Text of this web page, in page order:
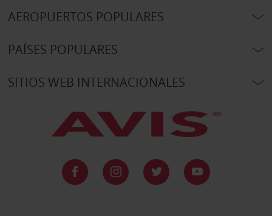
AEROPUERTOS POPULARES
PAÍSES POPULARES
SITIOS WEB INTERNACIONALES